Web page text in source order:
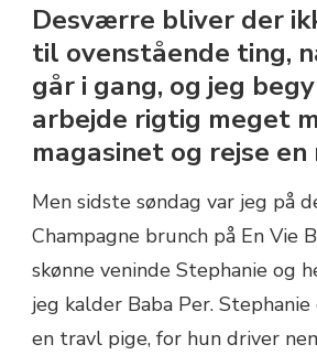
Desværre bliver der
til ovenstående ting,
går i gang, og jeg
arbejde rigtig meget
magasinet og rejse en
Men sidste søndag var jeg på
Champagne brunch på En Vie
skønne veninde Stephanie og
jeg kalder Baba Per.
en travl pige, for hun driver